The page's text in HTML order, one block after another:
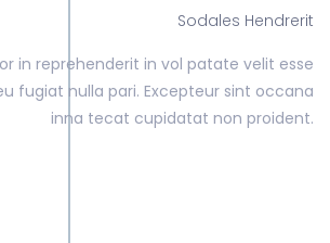
Sodales Hendrerit
in reprehenderit in vol patate velit esse
fugiat nulla pari. Excepteur sint occana
inna tecat cupidatat non proident.